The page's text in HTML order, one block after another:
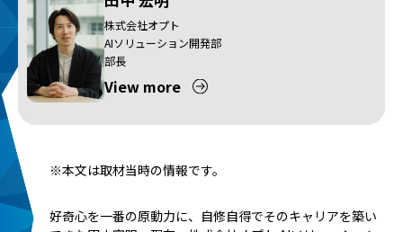
株式会社オプト
AIソリューション開発部
部長
View more
※本文は取材当時の情報です。
好奇心を一番の原動力に、自修自得でそのキャリアを築い